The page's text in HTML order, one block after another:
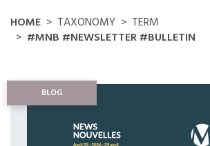
HOME TAXONOMY
TERM
#MNB #NEWSLETTER #BULLETIN
BLOG